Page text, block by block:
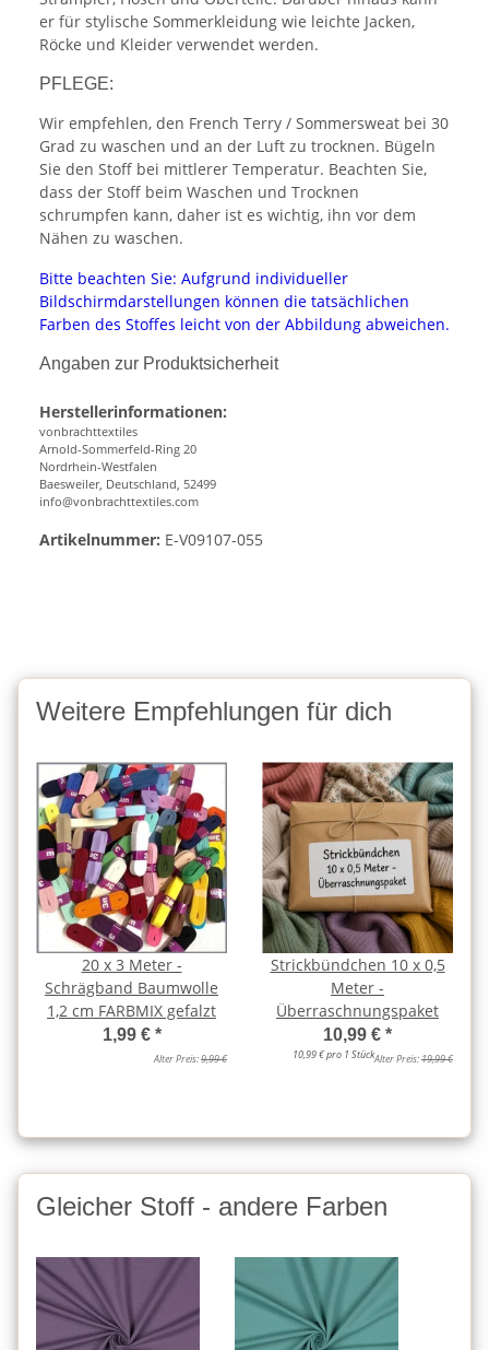
er für stylische Sommerkleidung wie leichte Jacken,
Röcke und Kleider verwendet werden.
PFLEGE:
Wir empfehlen, den French Terry / Sommersweat bei 30
Grad zu waschen und an der Luft zu trocknen. Bügeln
Sie den Stoff bei mittlerer Temperatur. Beachten Sie,
dass der Stoff beim Waschen und Trocknen
schrumpfen kann, daher ist es wichtig, ihn vor dem
Nähen zu waschen.
Bitte beachten Sie: Aufgrund individueller
Bildschirmdarstellungen können die tatsächlichen
Farben des Stoffes leicht von der Abbildung abweichen.
Angaben zur Produktsicherheit
Herstellerinformationen:
vonbrachttextiles
Arnold-Sommerfeld-Ring 20
Nordrhein-Westfalen
Baesweiler, Deutschland, 52499
info@vonbrachttextiles.com
Artikelnummer: E-V09107-055
Weitere Empfehlungen für dich
20 x 3 Meter -
Schrägband Baumwolle
1,2 cm FARBMIX gefalzt
1,99 € *
Alter Preis:9,99 €
Strickbündchen 10 x 0,5
Meter -
Überraschnungspaket
10,99 € *
10,99 € pro 1 StückAlter Preis:19,99 €
Gleicher Stoff - andere Farben